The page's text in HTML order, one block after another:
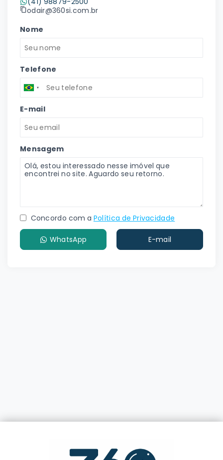
odair@360si.com.br
Nome
Telefone
E-mail
Mensagem
Concordo com a Política de Privacidade
WhatsApp E-mail